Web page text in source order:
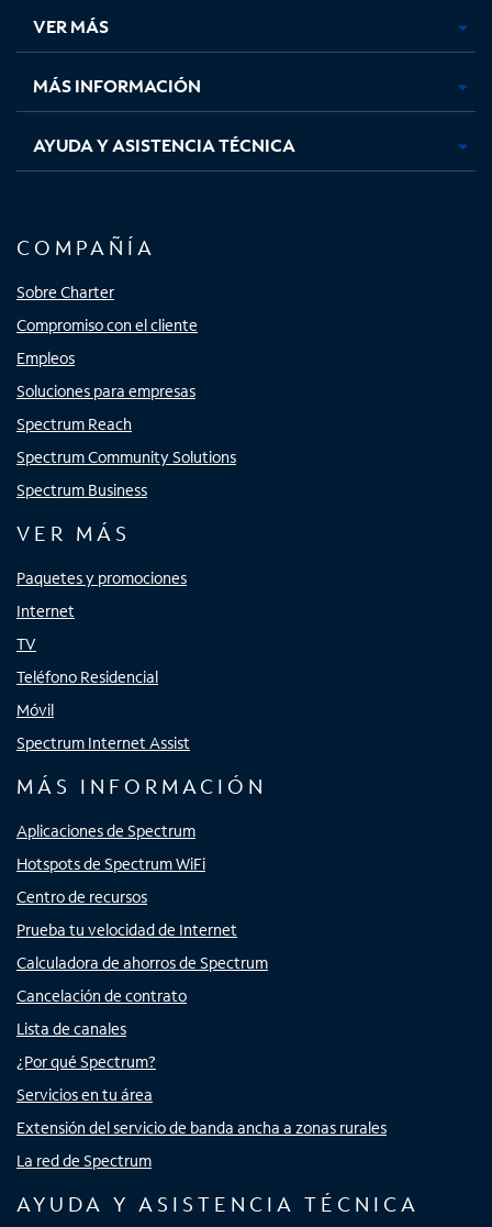
pestaña
nueva
pestaña
nueva
pestaña
nuevanueva
VER MÁS
MÁS INFORMACIÓN
AYUDA Y ASISTENCIA TÉCNICA
COMPAÑÍA
Sobre Charter
Compromiso con el cliente
Empleos
Soluciones para empresas
Spectrum Reach
Spectrum Community Solutions
Spectrum Business
VER MÁS
Paquetes y promociones
Internet
TV
Teléfono Residencial
Móvil
Spectrum Internet Assist
MÁS INFORMACIÓN
Aplicaciones de Spectrum
Hotspots de Spectrum WiFi
Centro de recursos
Prueba tu velocidad de Internet
Calculadora de ahorros de Spectrum
Cancelación de contrato
Lista de canales
¿Por qué Spectrum?
Servicios en tu área
Extensión del servicio de banda ancha a zonas rurales
La red de Spectrum
AYUDA Y ASISTENCIA TÉCNICA